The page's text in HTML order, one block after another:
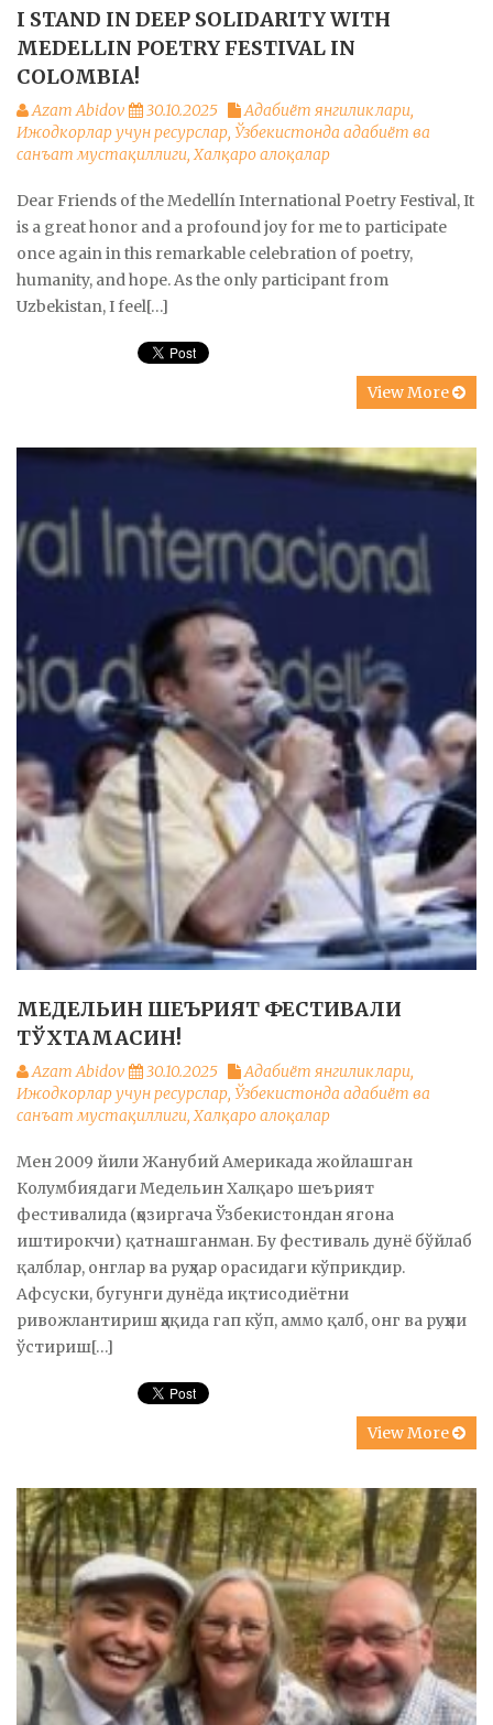
I STAND IN DEEP SOLIDARITY WITH
MEDELLIN POETRY FESTIVAL IN
COLOMBIA!
Azam Abidov 30.10.2025 Адабиёт янгиликлари,
Ижодкорлар учун ресурслар, Ўзбекистонда адабиёт ва
санъат мустақиллиги,Халқаро алоқалар
Dear Friends of the Medellín International Poetry Festival, It
is a great honor and a profound joy for me to participate
once again in this remarkable celebration of poetry,
humanity, and hope. As the only participant from
Uzbekistan, I feel[…]
View More
МЕДЕЛЬИН ШЕЪРИЯТ ФЕСТИВАЛИ
ТЎХТАМАСИН!
Azam Abidov 30.10.2025 Адабиёт янгиликлари,
Ижодкорлар учун ресурслар, Ўзбекистонда адабиёт ва
санъат мустақиллиги,Халқаро алоқалар
Мен 2009 йили Жанубий Америкада жойлашган
Колумбиядаги Медельин Халқаро шеърият
фестивалида (ҳозиргача Ўзбекистондан ягона
иштирокчи) қатнашганман. Бу фестиваль дунё бўйлаб
қалблар, онглар ва руҳлар орасидаги кўприкдир.
Афсуски, бугунги дунёда иқтисодиётни
ривожлантириш ҳақида гап кўп, аммо қалб, онг ва руҳни
ўстириш[…]
View More